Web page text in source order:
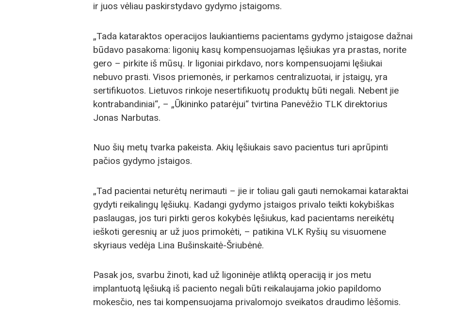
ir juos vėliau paskirstydavo gydymo įstaigoms.
„Tada kataraktos operacijos laukiantiems pacientams gydymo įstaigose dažnai
būdavo pasakoma: ligonių kasų kompensuojamas lęšiukas yra prastas, norite
gero – pirkite iš mūsų. Ir ligoniai pirkdavo, nors kompensuojami lęšiukai
nebuvo prasti. Visos priemonės, ir perkamos centralizuotai, ir įstaigų, yra
sertifikuotos. Lietuvos rinkoje nesertifikuotų produktų būti negali. Nebent jie
kontrabandiniai“, – „Ūkininko patarėjui“ tvirtina Panevėžio TLK direktorius
Jonas Narbutas.
Nuo šių metų tvarka pakeista. Akių lęšiukais savo pacientus turi aprūpinti
pačios gydymo įstaigos.
„Tad pacientai neturėtų nerimauti – jie ir toliau gali gauti nemokamai kataraktai
gydyti reikalingų lęšiukų. Kadangi gydymo įstaigos privalo teikti kokybiškas
paslaugas, jos turi pirkti geros kokybės lęšiukus, kad pacientams nereikėtų
ieškoti geresnių ar už juos primokėti, – patikina VLK Ryšių su visuomene
skyriaus vedėja Lina Bušinskaitė-Šriubėnė.
Pasak jos, svarbu žinoti, kad už ligoninėje atliktą operaciją ir jos metu
implantuotą lęšiuką iš paciento negali būti reikalaujama jokio papildomo
mokesčio, nes tai kompensuojama privalomojo sveikatos draudimo lėšomis.